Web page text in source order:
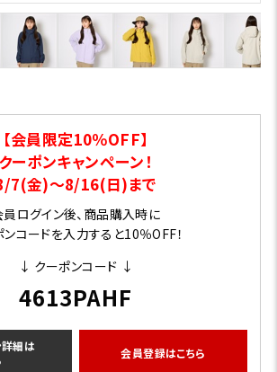
【会員限定10％OFF】
クーポンキャンペーン！
7(金)～8/16(日)まで
員ログイン後、商品購入時に
ンコードを入力すると10％OFF！
↓ クーポンコード ↓
4613PAHF
詳細は
会員登録はこちら